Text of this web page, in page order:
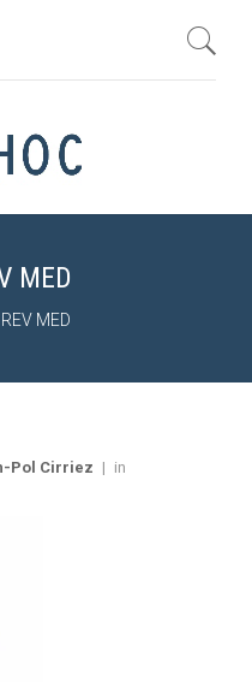
MED
MED
Pol Cirriez in